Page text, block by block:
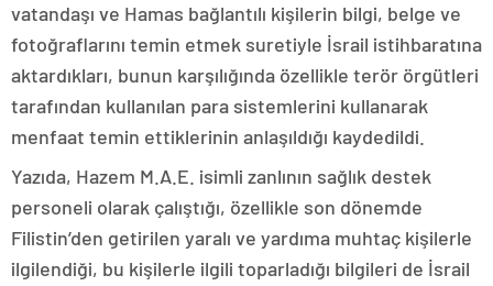
vatandaşı ve Hamas bağlantılı kişilerin bilgi, belge ve
fotoğraflarını temin etmek suretiyle İsrail istihbaratına
aktardıkları, bunun karşılığında özellikle terör örgütleri
tarafından kullanılan para sistemlerini kullanarak
menfaat temin ettiklerinin anlaşıldığı kaydedildi.
Yazıda, Hazem M.A.E. isimli zanlının sağlık destek
personeli olarak çalıştığı, özellikle son dönemde
Filistin’den getirilen yaralı ve yardıma muhtaç kişilerle
ilgilendiği, bu kişilerle ilgili toparladığı bilgileri de İsrail